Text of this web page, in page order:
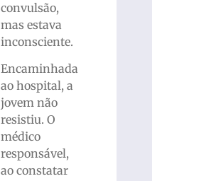
convulsão,
mas estava
inconsciente.
Encaminhada
ao hospital, a
jovem não
resistiu. O
médico
responsável,
ao constatar